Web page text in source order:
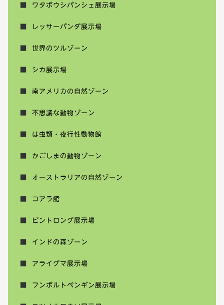
ワタボウシパンシェ展示場
レッサーパンダ展示場
世界のツルゾーン
シカ展示場
南アメリカの自然ゾーン
不思議な動物ゾーン
は虫類・夜行性動物館
かごしまの動物ゾーン
オーストラリアの自然ゾーン
コアラ館
ビントロング展示場
インドの森ゾーン
アライグマ展示場
フンボルトペンギン展示場